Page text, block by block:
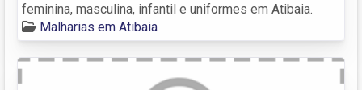
feminina, masculina, infantil e uniformes em Atibaia.
Malharias em Atibaia